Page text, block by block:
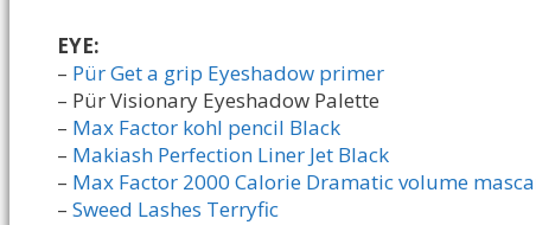
EYE:
– Pür Get a grip Eyeshadow primer
– Pür Visionary Eyeshadow Palette
– Max Factor kohl pencil Black
– Makiash Perfection Liner Jet Black
– Max Factor 2000 Calorie Dramatic volume
– Sweed Lashes Terryfic